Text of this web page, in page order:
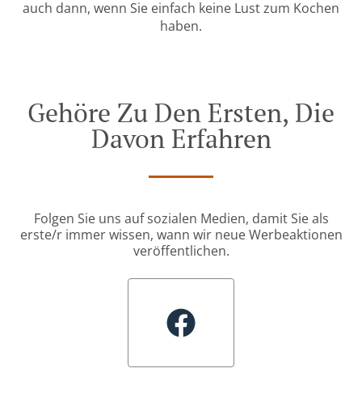
auch dann, wenn Sie einfach keine Lust zum Kochen
haben.
Gehöre Zu Den Ersten, Die
Davon Erfahren
Folgen Sie uns auf sozialen Medien, damit Sie als
erste/r immer wissen, wann wir neue Werbeaktionen
veröffentlichen.